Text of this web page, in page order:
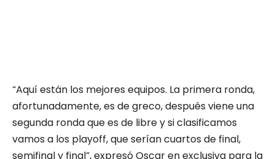
“Aquí están los mejores equipos. La primera ronda,
afortunadamente, es de greco, después viene una
segunda ronda que es de libre y si clasificamos
vamos a los playoff, que serían cuartos de final,
semifinal y final”, expresó Oscar en exclusiva para la